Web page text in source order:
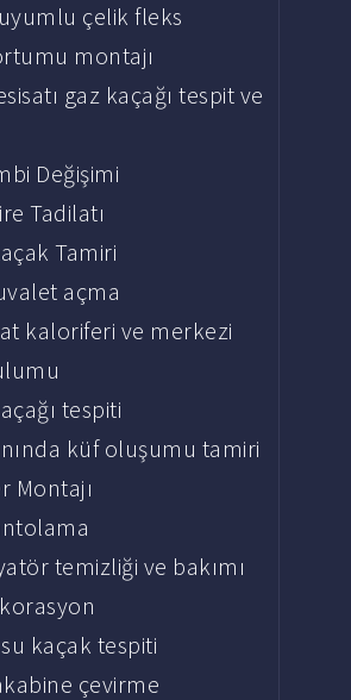
çelik fleks
montajı
gaz kaçağı tespit ve
Değişimi
Tadilatı
Tamiri
açma
kaloriferi ve merkezi
tespiti
küf oluşumu tamiri
Montajı
temizliği ve bakımı
kaçak tespiti
çevirme